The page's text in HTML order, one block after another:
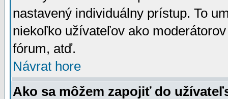
nastavený individuálny prístup. To
niekoľko užívateľov ako
fórum, atď.
Návrat hore
Ako sa môžem zapojiť do